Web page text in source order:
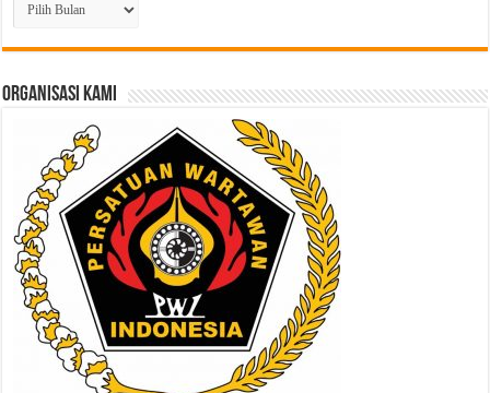
Berita
Lampau
di
ORGANISASI KAMI